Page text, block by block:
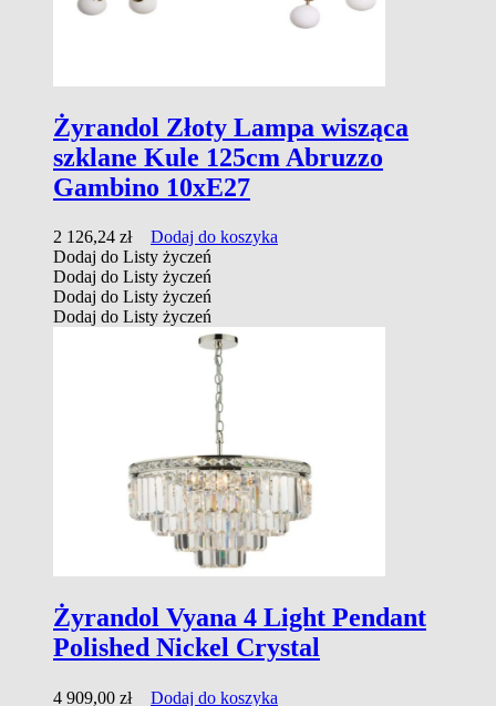
Żyrandol Złoty Lampa wisząca
szklane Kule 125cm Abruzzo
Gambino 10xE27
2 126,24 zł
Dodaj do koszyka
Dodaj do Listy życzeń
Dodaj do Listy życzeń
Dodaj do Listy życzeń
Dodaj do Listy życzeń
Żyrandol Vyana 4 Light Pendant
Polished Nickel Crystal
4 909,00 zł Dodaj do koszyka